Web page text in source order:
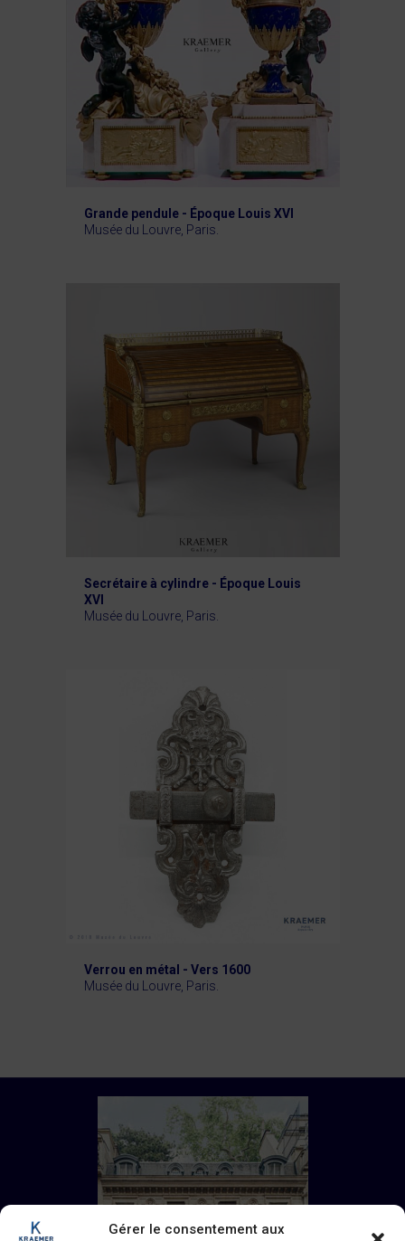
Gérer le consentement aux
Grande pendule - Époque Louis XVI
Musée du Louvre, Paris.
Secrétaire à cylindre - Époque Louis
XVI
Musée du Louvre, Paris.
Verrou en métal - Vers 1600
Musée du Louvre, Paris.